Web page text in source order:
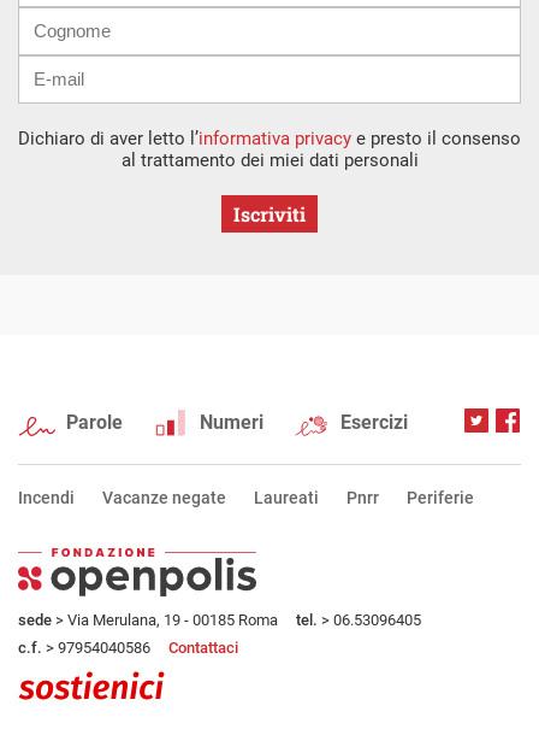
Dichiaro di aver letto l’informativa privacy e presto il consenso
al trattamento dei miei dati personali
Iscriviti
Parole Numeri Esercizi
Incendi Vacanze negate Laureati Pnrr Periferie
sede > Via Merulana, 19 - 00185 Roma tel. > 06.53096405
c.f. > 97954040586 Contattaci